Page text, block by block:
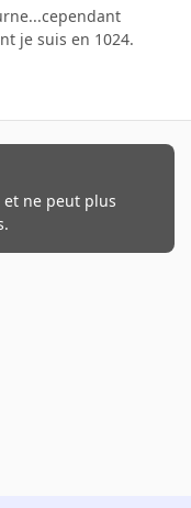
je suis en 1024.
et ne peut plus